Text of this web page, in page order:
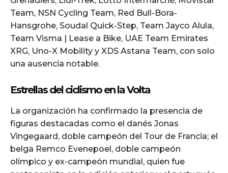
Team, NSN Cycling Team, Red Bull-Bora-
Hansgrohe, Soudal Quick-Step, Team Jayco Alula,
Team Visma | Lease a Bike, UAE Team Emirates
XRG, Uno-X Mobility y XDS Astana Team, con solo
una ausencia notable.
Estrellas del ciclismo en la Volta
La organización ha confirmado la presencia de
figuras destacadas como el danés Jonas
Vingegaard, doble campeón del Tour de Francia; el
belga Remco Evenepoel, doble campeón
olímpico y ex-campeón mundial, quien fue